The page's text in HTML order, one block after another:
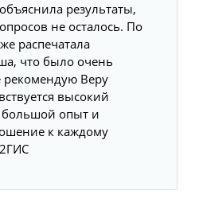
результаты,
не осталось. По
распечатала
что было очень
рекомендую Веру
высокий
большой опыт и
к каждому